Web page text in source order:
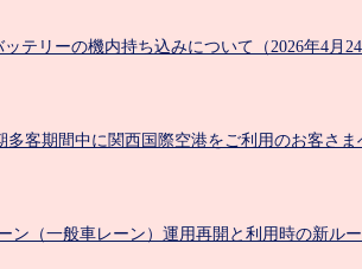
ッテリーの機内持ち込みについて（2026年4月
多客期間中に関西国際空港をご利用のお客さま
ン（一般車レーン）運用再開と利用時の新ル